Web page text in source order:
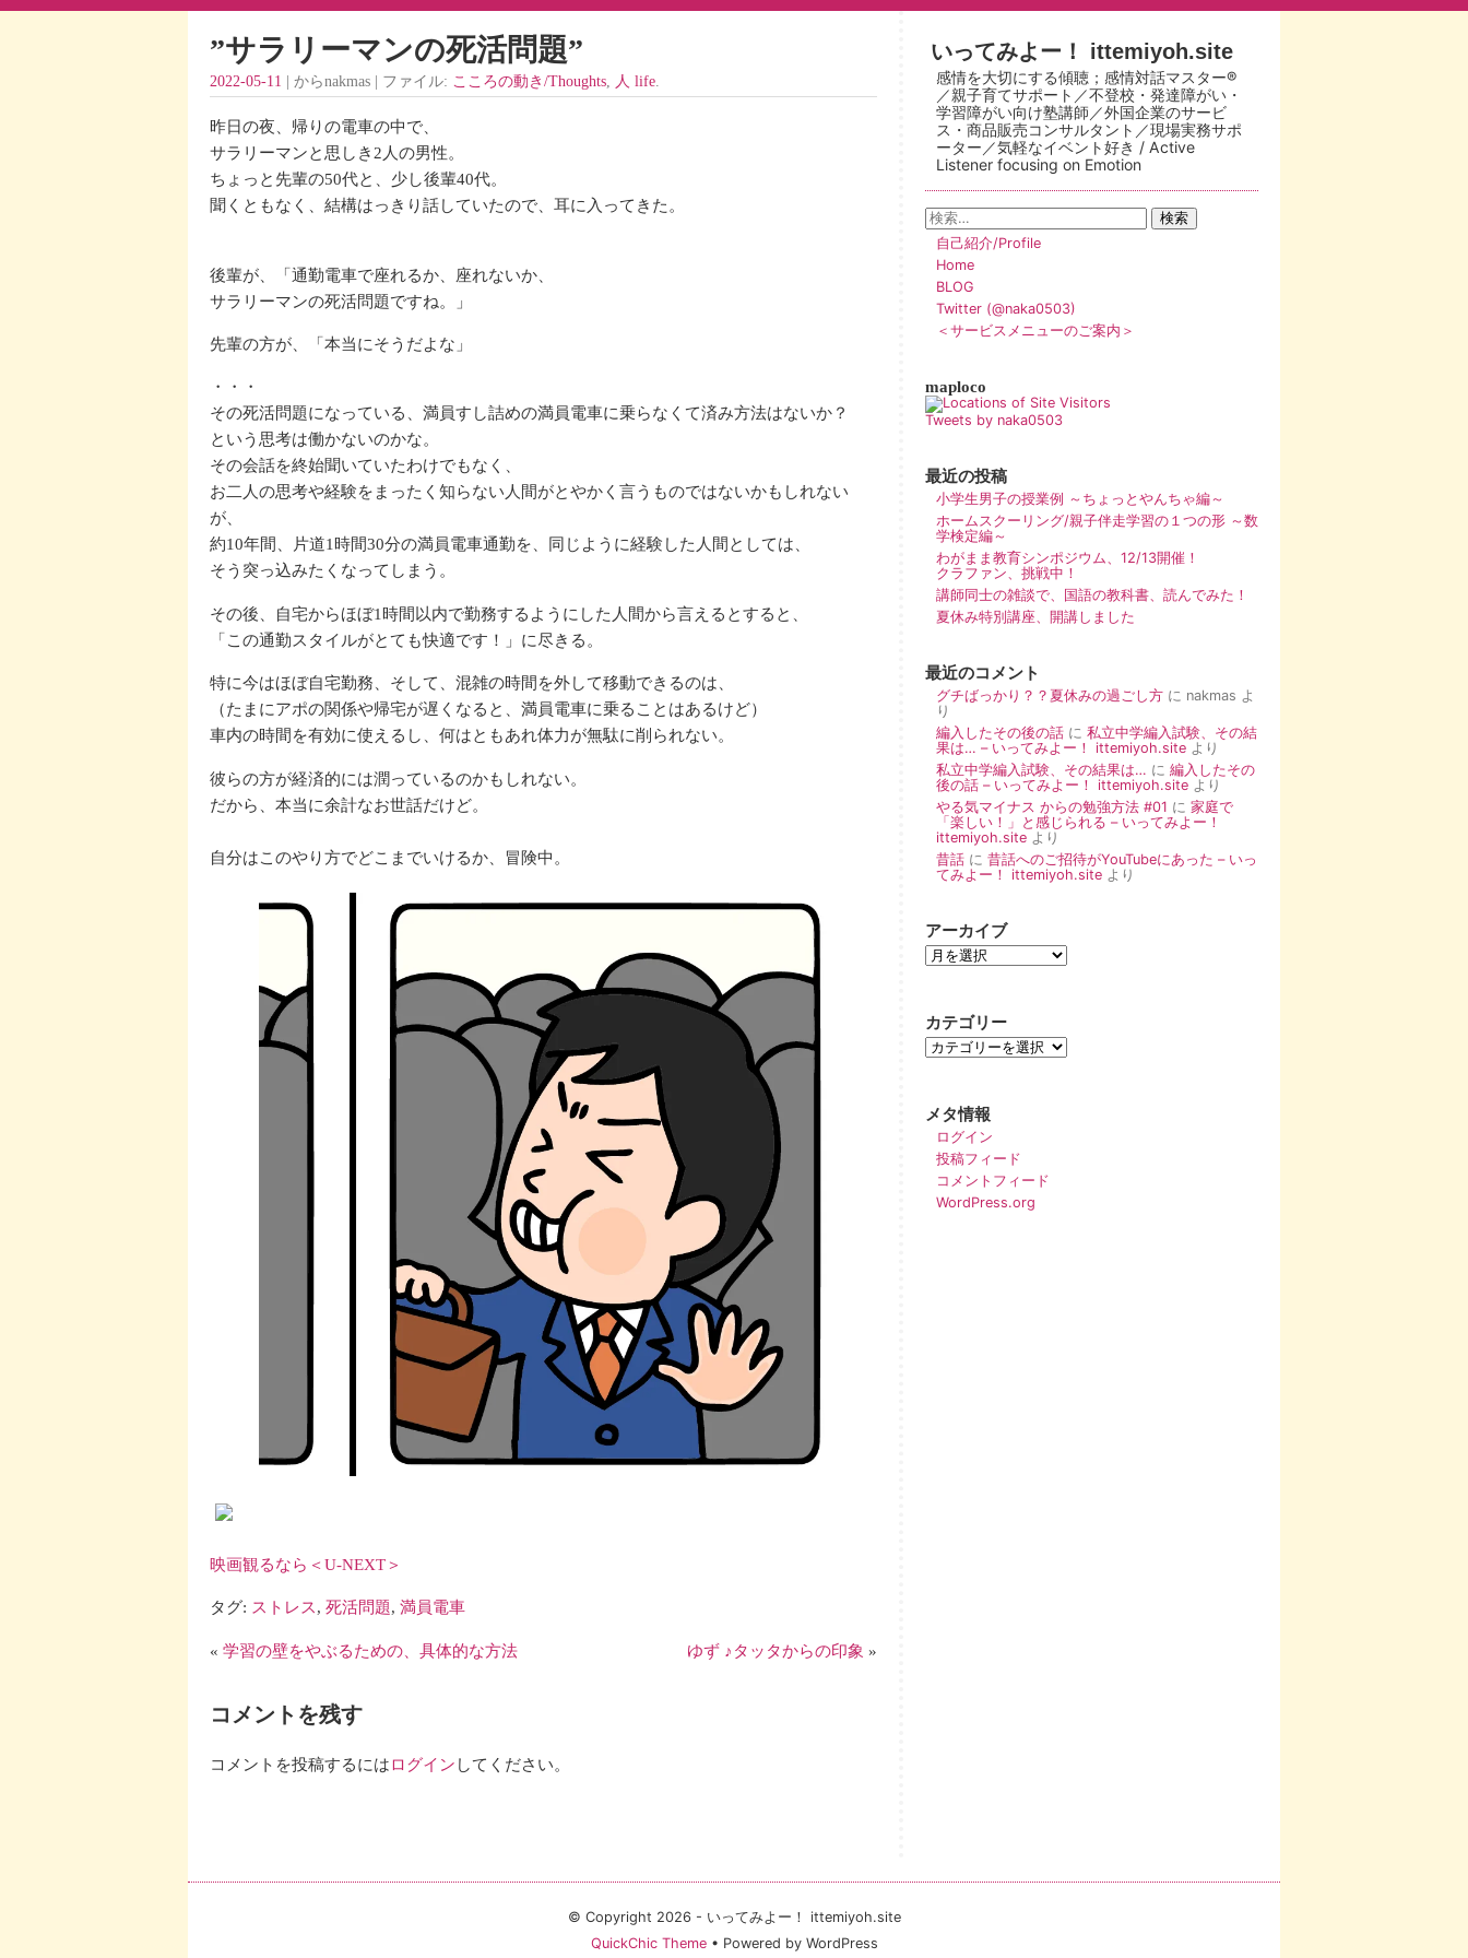
”サラリーマンの死活問題”
2022-05-11 | からnakmas | ファイル: こころの動き/Thoughts, 人 life.
昨日の夜、帰りの電車の中で、
サラリーマンと思しき2人の男性。
ちょっと先輩の50代と、少し後輩40代。
聞くともなく、結構はっきり話していたので、耳に入ってきた。
後輩が、「通勤電車で座れるか、座れないか、
サラリーマンの死活問題ですね。」
先輩の方が、「本当にそうだよな」
・・・
その死活問題になっている、満員すし詰めの満員電車に乗らなくて済み方法はないか？
という思考は働かないのかな。
その会話を終始聞いていたわけでもなく、
お二人の思考や経験をまったく知らない人間がとやかく言うものではないかもしれない
が、
約10年間、片道1時間30分の満員電車通勤を、同じように経験した人間としては、
そう突っ込みたくなってしまう。
その後、自宅からほぼ1時間以内で勤務するようにした人間から言えるとすると、
「この通勤スタイルがとても快適です！」に尽きる。
特に今はほぼ自宅勤務、そして、混雑の時間を外して移動できるのは、
（たまにアポの関係や帰宅が遅くなると、満員電車に乗ることはあるけど）
車内の時間を有効に使えるし、何はともあれ体力が無駄に削られない。
彼らの方が経済的には潤っているのかもしれない。
だから、本当に余計なお世話だけど。
自分はこのやり方でどこまでいけるか、冒険中。
映画観るなら＜U-NEXT＞
タグ: ストレス, 死活問題, 満員電車
« 学習の壁をやぶるための、具体的な方法 ゆず ♪タッタからの印象 »
コメントを残す
コメントを投稿するにはログイン してください。
いってみよー！ ittemiyoh.site
感情を大切にする傾聴；感情対話マスター®
／親子育てサポート／不登校・発達障がい・
学習障がい向け塾講師／外国企業のサービ
ス・商品販売コンサルタント／現場実務サポ
ーター／気軽なイベント好き / Active
Listener focusing on Emotion
自己紹介/Profile
Home
BLOG
Twitter (@naka0503)
＜サービスメニューのご案内＞
maploco
Tweets by naka0503
最近の投稿
小学生男子の授業例 ～ちょっとやんちゃ編～
ホームスクーリング/親子伴走学習の１つの形 ～数
学検定編～
わがまま教育シンポジウム、12/13開催！
クラファン、挑戦中！
講師同士の雑談で、国語の教科書、読んでみた！
夏休み特別講座、開講しました
最近のコメント
グチばっかり？？夏休みの過ごし方に nakmas よ
り
編入したその後の話に 私立中学編入試験、その結
果は… – いってみよー！ ittemiyoh.siteより
私立中学編入試験、その結果は… に 編入したその
後の話 – いってみよー！ ittemiyoh.siteより
やる気マイナス からの勉強方法 #01 に 家庭で
「楽しい！」と感じられる – いってみよー！
ittemiyoh.siteより
昔話に 昔話へのご招待がYouTubeにあった – いっ
てみよー！ ittemiyoh.siteより
アーカイブ
カテゴリー
メタ情報
ログイン
投稿フィード
コメントフィード
WordPress.org
© Copyright 2026 - いってみよー！ ittemiyoh.site
QuickChic Theme• Powered by WordPress